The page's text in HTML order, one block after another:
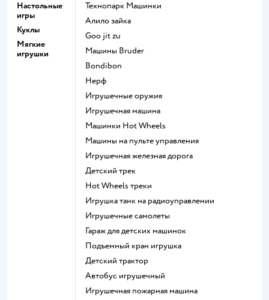
Настольные
игры
Куклы
Мягкие
игрушки
Технопарк Машинки
Алило зайка
Goo jit zu
Машины Bruder
Bondibon
Нерф
Игрушечные оружия
Игрушечная машина
Машинки Hot Wheels
Машины на пульте управления
Игрушечная железная дорога
Детский трек
Hot Wheels треки
Игрушка танк на радиоуправлении
Игрушечные самолеты
Гараж для детских машинок
Подъемный кран игрушка
Детский трактор
Автобус игрушечный
Игрушечная пожарная машина